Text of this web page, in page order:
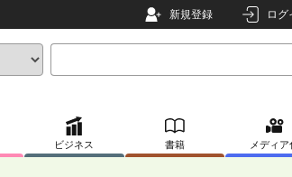
新規登録 ログ
ビジネス 書籍 メディア